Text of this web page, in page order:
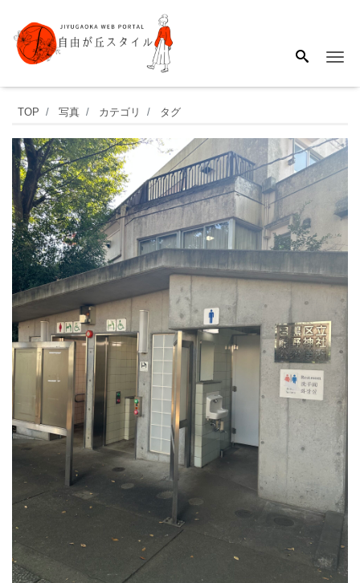
自
由
が
丘
の
鎮
守
と
し
て、
東
京
都
目
黒
区
自
由
が
丘
TOP 写真 カテゴリ タグ